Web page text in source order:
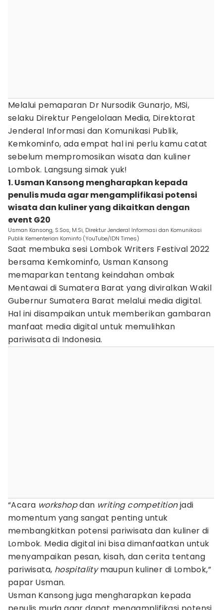
Melalui pemaparan Dr Nursodik Gunarjo, MSi,
selaku Direktur Pengelolaan Media, Direktorat
Jenderal Informasi dan Komunikasi Publik,
Kemkominfo, ada empat hal ini perlu kamu catat
sebelum mempromosikan wisata dan kuliner
Lombok. Langsung simak yuk!
1. Usman Kansong mengharapkan kepada
penulis muda agar mengamplifikasi potensi
wisata dan kuliner yang dikaitkan dengan
event G20
Usman Kansong, S.Sos, M.Si, Direktur Jenderal Informasi dan Komunikasi
Publik Kementerian Kominfo (YouTube/IDN Times)
Saat membuka sesi Lombok Writers Festival 2022
bersama Kemkominfo, Usman Kansong
memaparkan tentang keindahan ombak
Mentawai di Sumatera Barat yang diviralkan Wakil
Gubernur Sumatera Barat melalui media digital.
Hal ini disampaikan untuk memberikan gambaran
manfaat media digital untuk memulihkan
pariwisata di Indonesia.
“Acara workshopdan writing competitionjadi
momentum yang sangat penting untuk
membangkitkan potensi pariwisata dan kuliner di
Lombok. Media digital ini bisa dimanfaatkan untuk
menyampaikan pesan, kisah, dan cerita tentang
pariwisata, hospitalitymaupun kuliner di Lombok,”
papar Usman.
Usman Kansong juga mengharapkan kepada